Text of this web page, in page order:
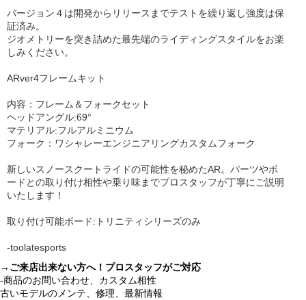
バージョン４は開発からリリースまでテストを繰り返し強度は保
証済み。
ジオメトリーを突き詰めた最先端のライディングスタイルをお楽
しみください。
ARver4フレームキット
内容：フレーム＆フォークセット
ヘッドアングル:69°
マテリアル:フルアルミニウム
フォーク：ワシャレーエンジニアリングカスタムフォーク
新しいスノースクートライドの可能性を秘めたAR。パーツやボ
ードとの取り付け相性や乗り味までプロスタッフが丁寧にご説明
いたします！
取り付け可能ボード:トリニティシリーズのみ
-toolatesports
→ご来店出来ない方へ！プロスタッフがご対応
-商品のお問い合わせ、カスタム相性
古いモデルのメンテ、修理、最新情報